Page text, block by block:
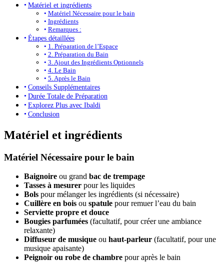
Matériel et ingrédients
Matériel Nécessaire pour le bain
Ingrédients
Remarques :
Étapes détaillées
1. Préparation de l’Espace
2. Préparation du Bain
3. Ajout des Ingrédients Optionnels
4. Le Bain
5. Après le Bain
Conseils Supplémentaires
Durée Totale de Préparation
Explorez Plus avec Ibaldi
Conclusion
Matériel et ingrédients
Matériel Nécessaire pour le bain
Baignoire ou grand bac de trempage
Tasses à mesurer pour les liquides
Bols pour mélanger les ingrédients (si nécessaire)
Cuillère en bois ou spatule pour remuer l’eau du bain
Serviette propre et douce
Bougies parfumées (facultatif, pour créer une ambiance
relaxante)
Diffuseur de musique ou haut-parleur (facultatif, pour une
musique apaisante)
Peignoir ou robe de chambre pour après le bain